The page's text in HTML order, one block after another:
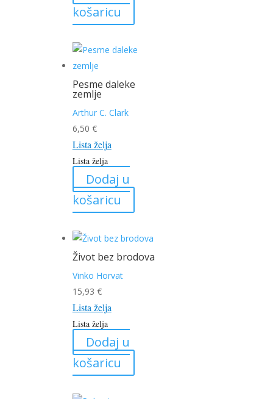
košaricu
Pesme daleke
zemlje
Arthur C. Clark
6,50 €
Lista želja
Lista želja
Dodaj u
košaricu
Život bez brodova
Vinko Horvat
15,93 €
Lista želja
Lista želja
Dodaj u
košaricu